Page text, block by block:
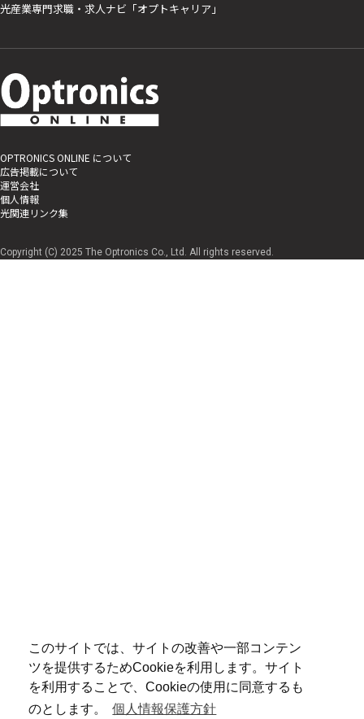
このサイトでは、サイトの改善や一部コンテン
ツを提供するためCookieを利用します。サイト
を利用することで、Cookieの使用に同意するも
のとします。
個人情報保護方針
光産業専門求職・求人ナビ「オプトキャリア」
OPTRONICS ONLINE について
広告掲載について
運営会社
個人情報
光関連リンク集
Copyright (C) 2025 The Optronics Co., Ltd. All rights reserved.